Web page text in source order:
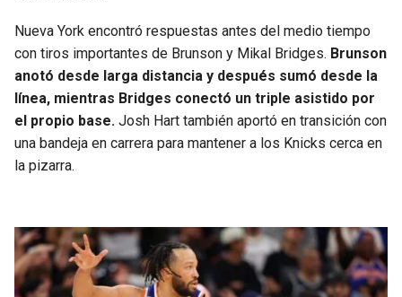
Nueva York encontró respuestas antes del medio tiempo
con tiros importantes de Brunson y Mikal Bridges. Brunson
anotó desde larga distancia y después sumó desde la
línea, mientras Bridges conectó un triple asistido por
el propio base. Josh Hart también aportó en transición con
una bandeja en carrera para mantener a los Knicks cerca en
la pizarra.